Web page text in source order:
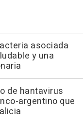
asociada
y una
de hantavirus
argentino que